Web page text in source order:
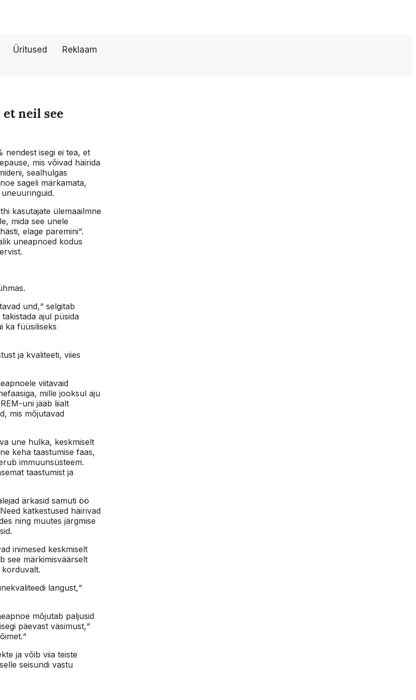
Üritused Reklaam
neil see
nendest isegi ei tea, et
mis võivad häirida
sealhulgas
sageli märkamata,
kasutajate ülemaailmne
mida see unele
elage paremini“.
uneapnoed kodus
und,“ selgitab
ajul püsida
ka füüsiliseks
ja kvaliteeti, viies
viitavaid
mille jooksul aju
uni jääb liialt
mis mõjutavad
une hulka, keskmiselt
keha taastumise faas,
immuunsüsteem.
taastumist ja
ärkasid samuti öö
katkestused häirivad
ning muutes järgmise
inimesed keskmiselt
see märkimisväärselt
korduvalt.
langust,“
mõjutab paljusid
päevast väsimust,“
ja võib viia teiste
seisundi vastu